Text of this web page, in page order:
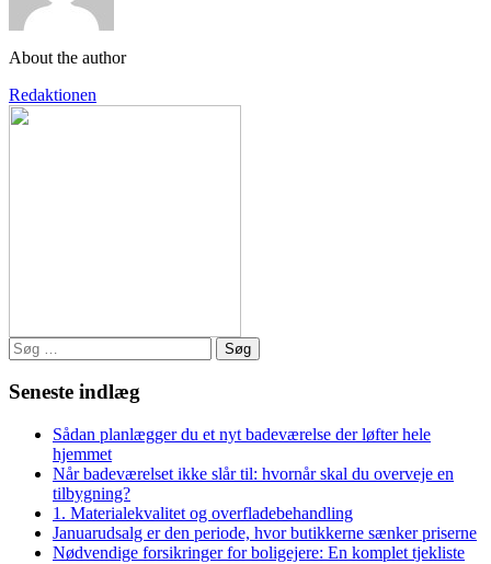
About the author
Redaktionen
Søg
efter:
Seneste indlæg
Sådan planlægger du et nyt badeværelse der løfter hele
hjemmet
Når badeværelset ikke slår til: hvornår skal du overveje en
tilbygning?
1. Materialekvalitet og overfladebehandling
Januarudsalg er den periode, hvor butikkerne sænker priserne
Nødvendige forsikringer for boligejere: En komplet tjekliste